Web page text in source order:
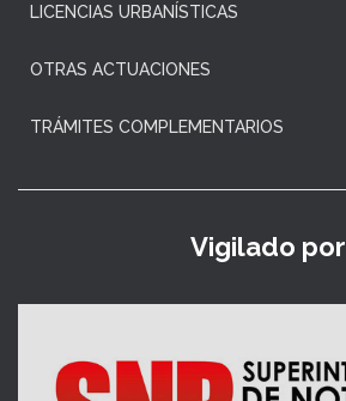
LICENCIAS URBANÍSTICAS
OTRAS ACTUACIONES
TRÁMITES COMPLEMENTARIOS
Vigilado por